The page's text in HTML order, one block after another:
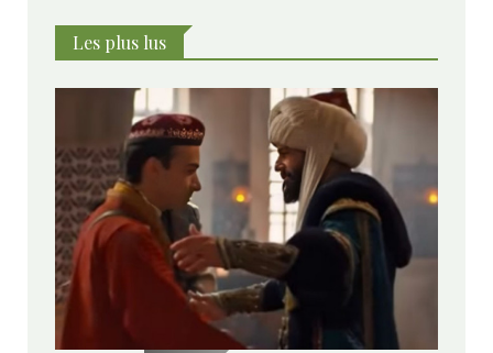
Les plus lus